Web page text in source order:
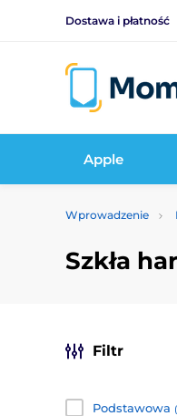
Dostawa i płatność
Apple
Wprowadzenie
Szkła
Filtr
Podstawowa